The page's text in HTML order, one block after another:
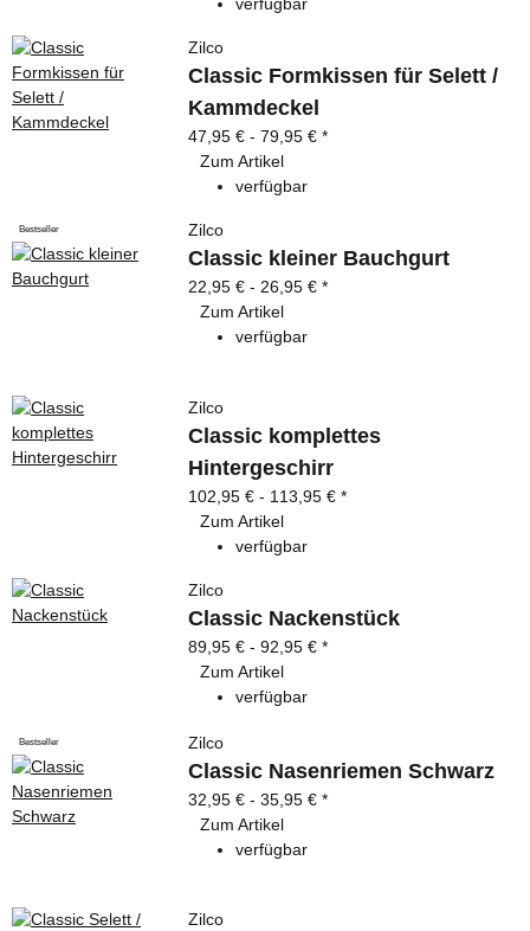
verfügbar
Zilco
Classic Formkissen für Selett /
Kammdeckel
47,95 € -79,95 €*
Zum Artikel
verfügbar
Bestseller Zilco
Classic kleiner Bauchgurt
22,95 € -26,95 €*
Zum Artikel
verfügbar
Zilco
Classic komplettes
Hintergeschirr
102,95 € - 113,95 €*
Zum Artikel
verfügbar
Zilco
Classic Nackenstück
89,95 € -92,95 €*
Zum Artikel
verfügbar
Bestseller Zilco
Classic Nasenriemen Schwarz
32,95 € -35,95 €*
Zum Artikel
verfügbar
Zilco